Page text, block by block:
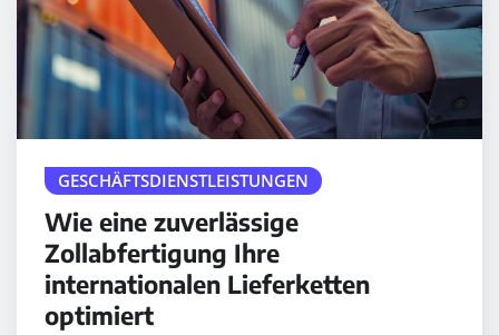
GESCHÄFTSDIENSTLEISTUNGEN
Wie eine zuverlässige
Zollabfertigung Ihre
internationalen Lieferketten
optimiert